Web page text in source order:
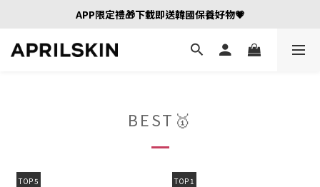
APP限定禮🎁下載即送韓國保養好物💗
BEST🥇
TOP 5 TOP 1